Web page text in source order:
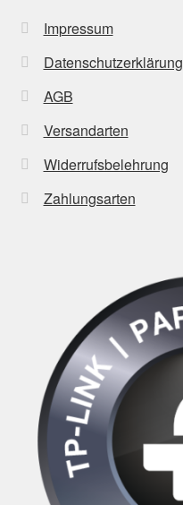
Impressum
Datenschutzerklärung
AGB
Versandarten
Widerrufsbelehrung
Zahlungsarten